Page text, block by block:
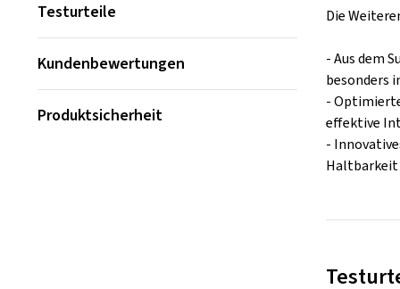
Testurteile
Kundenbewertungen
Produktsicherheit
Die
- Aus dem
besonders
-
effektive
-
Haltbarkeit